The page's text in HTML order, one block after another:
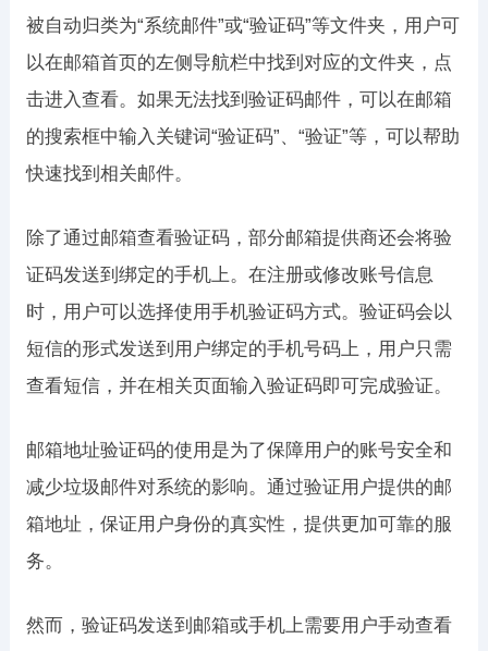
被自动归类为“系统邮件”或“验证码”等文件夹，用户可
以在邮箱首页的左侧导航栏中找到对应的文件夹，点
击进入查看。如果无法找到验证码邮件，可以在邮箱
的搜索框中输入关键词“验证码”、“验证”等，可以帮助
快速找到相关邮件。
除了通过邮箱查看验证码，部分邮箱提供商还会将验
证码发送到绑定的手机上。在注册或修改账号信息
时，用户可以选择使用手机验证码方式。验证码会以
短信的形式发送到用户绑定的手机号码上，用户只需
查看短信，并在相关页面输入验证码即可完成验证。
邮箱地址验证码的使用是为了保障用户的账号安全和
减少垃圾邮件对系统的影响。通过验证用户提供的邮
箱地址，保证用户身份的真实性，提供更加可靠的服
务。
然而，验证码发送到邮箱或手机上需要用户手动查看